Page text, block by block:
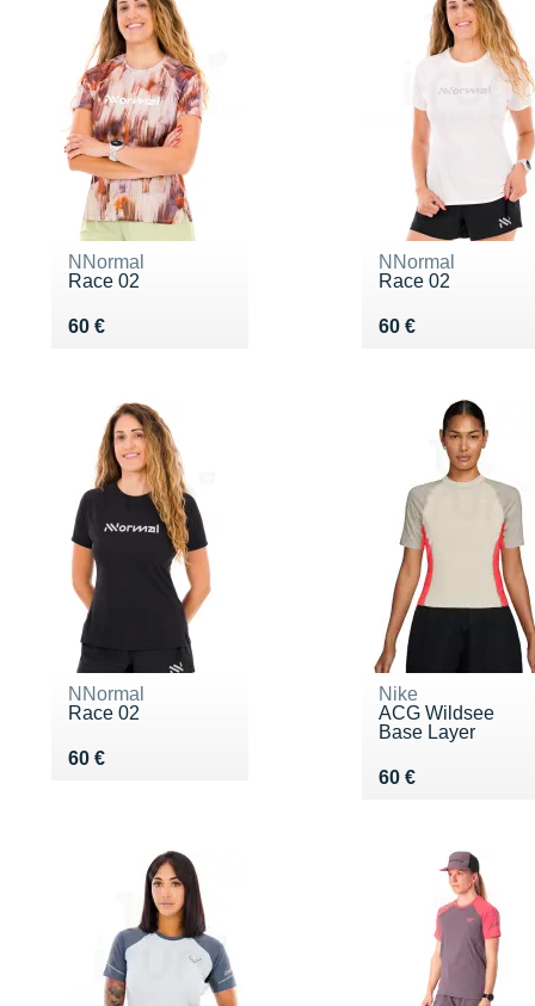
NNormal
Race 02
60 €
Vendu 60 €
NNormal
Race 02
60 €
Vendu 60 €
NNormal
Race 02
60 €
Vendu 60 €
Nike
ACG Wildsee
Base Layer
60 €
Vendu 60 €